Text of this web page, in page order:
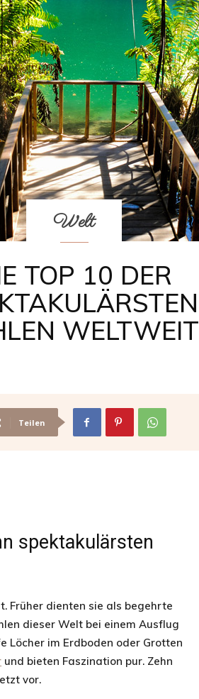
Das
Reisemagazin
schönsten
und
Welt
TOP 10 DER
WELTWEIT
Teilen
spektakulärsten
Früher dienten sie als begehrte
dieser Welt bei einem Ausflug
Löcher im Erdboden oder Grotten
und bieten Faszination pur. Zehn
vor.